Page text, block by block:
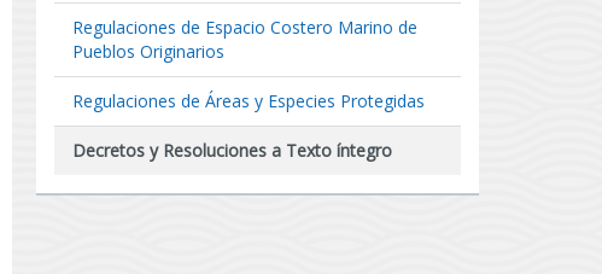
Regulaciones de Espacio Costero Marino de
Pueblos Originarios
Regulaciones de Áreas y Especies Protegidas
Decretos y Resoluciones a Texto íntegro